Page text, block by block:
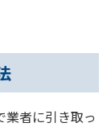
業者に引き取っ